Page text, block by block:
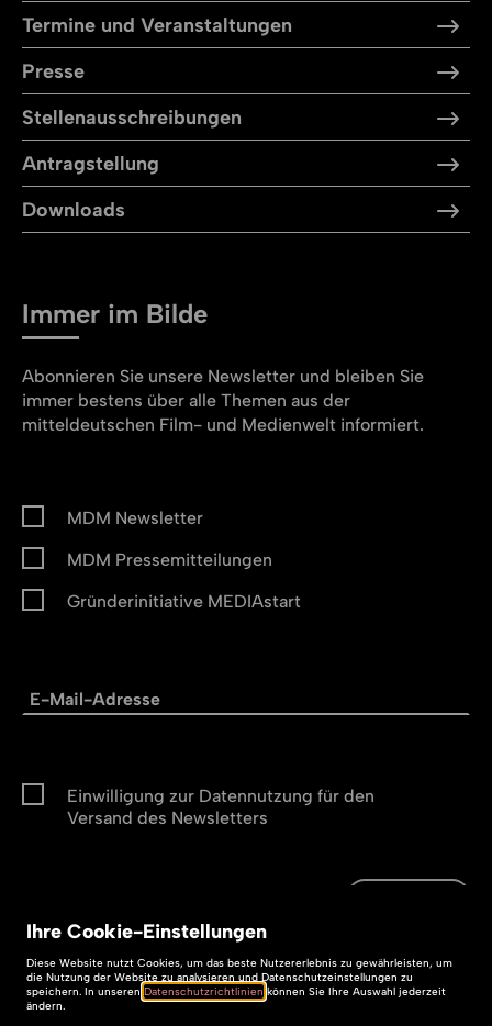
Termine und Veranstaltungen
Presse
Stellen­aus­schreibungen
Antragstellung
Downloads
Immer im Bilde
Abonnieren Sie unsere Newsletter und bleiben Sie
immer bestens über alle Themen aus der
mitteldeutschen Film- und Medienwelt informiert.
MDM Newsletter
MDM Pressemitteilungen
Gründerinitiative MEDIAstart
Einwilligung zur Datennutzung für den
Versand des Newsletters
Impressum
Datenschutz
Ihre Cookie-Einstellungen
Diese Website nutzt Cookies, um das beste Nutzererlebnis zu gewährleisten, um
die Nutzung der Website zu analysieren und Datenschutzeinstellungen zu
speichern. In unseren Datenschutzrichtlinien können Sie Ihre Auswahl jederzeit
ändern.